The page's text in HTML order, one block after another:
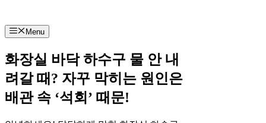
츠
건
너
뛰
기
Menu
화장실 바닥 하수구 물 안 내
려갈 때? 자꾸 막히는 원인은
배관 속 ‘석회’ 때문!